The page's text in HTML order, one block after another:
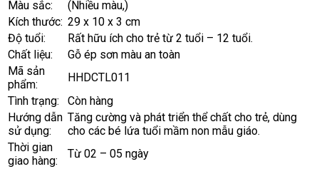
Màu sắc:
(Nhiều màu,)
Kích thước: 29 x 10 x 3 cm
Độ tuổi:
Rất hữu ích cho trẻ từ 2 tuổi – 12 tuổi.
Chất liệu:
Gỗ ép sơn màu an toàn
Mã sản
phẩm:
HHDCTL011
Tình trạng:
Còn hàng
Hướng dẫn
sử dụng:
Tăng cường và phát triển thể chất cho trẻ, dùng
cho các bé lứa tuổi mầm non mẫu giáo.
Thời gian
giao hàng:
Từ 02 – 05 ngày